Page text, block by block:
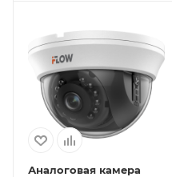
Аналоговая камера